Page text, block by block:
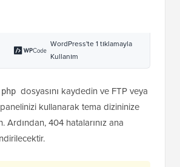
WordPress'te 1 tıklamayla
Kullanım
dosyasını kaydedin ve FTP veya
kullanarak tema dizininize